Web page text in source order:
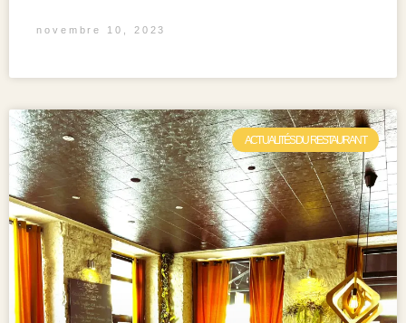
novembre 10, 2023
ACTUALITÉS DU RESTAURANT